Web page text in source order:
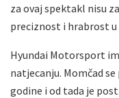
za ovaj spektakl nisu
preciznost i hrabrost
Hyundai Motorsport
natjecanju. Momčad
godine i od tada je